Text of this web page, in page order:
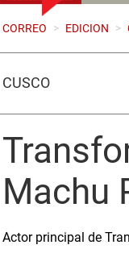
CORREO > EDICION >
CUSCO
Machu
Actor principal de